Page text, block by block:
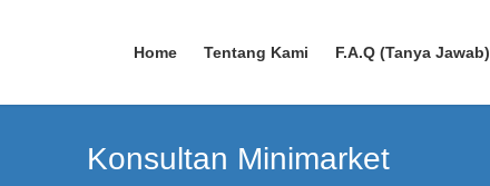
Home Tentang Kami F.A.Q (Tanya Jawab)
Konsultan Minimarket